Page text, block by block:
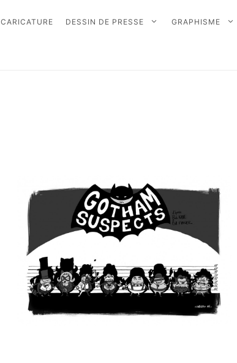
CARICATURE DESSIN DE PRESSE GRAPHISME